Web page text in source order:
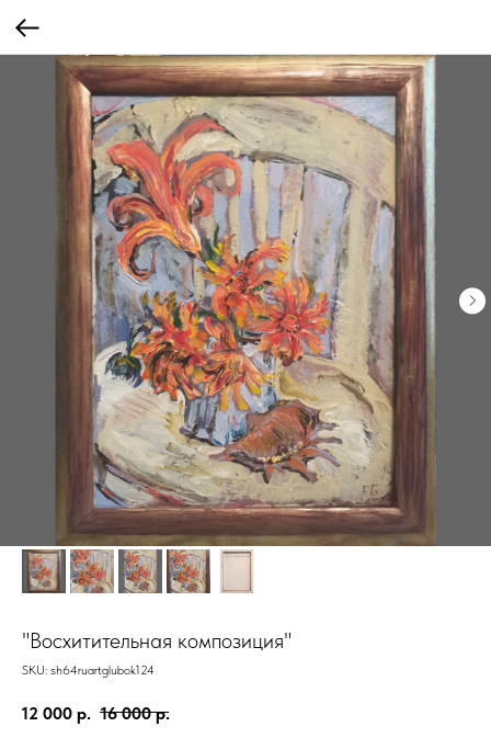
"Восхитительная композиция"
SKU: sh64ruartglubok124
12 000 р. 16 000 р.